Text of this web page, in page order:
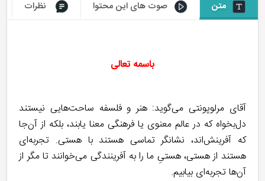
متن صوت های این محتوا نظرات
باسمه تعالی
آقای مرلوپونتی می‌گوید: هنر و فلسفه ساحت‌هایی نیستند
دل‌بخواه که در عالم معنوی یا فرهنگی معنا یابند، بلکه از آن‌جا
که آفرینش‌اند، نشانگر تماسی هستند با هستی. تجربه‌ای
هستند از هستی، هستیِ ما را به آفرینندگی می‌خوانند تا مگر از
آن‌ها تجربه‌ای بیابیم.